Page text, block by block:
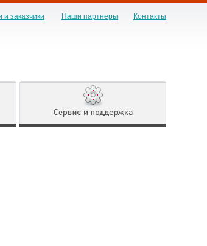
заказчики Наши партнеры Контакты